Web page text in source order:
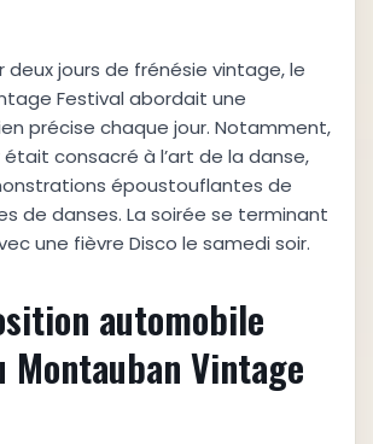
deux jours de frénésie vintage, le
Festival abordait une
précise chaque jour. Notamment,
consacré à l’art de la danse,
époustouflantes de
de danses. La soirée se terminant
une fièvre Disco le samedi soir.
automobile
Montauban Vintage